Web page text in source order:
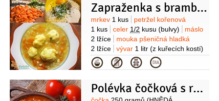
Zapraženka s bramborovými knedlíčky
Suroviny
mrkev 1 kus
petržel kořenová
1 kus
celer 1/2 kusu (bulvy)
máslo
2 lžíce
mouka pšeničná hladká
2 lžíce
vývar 1 litr (z kuřecích kostí)
Knedlíčky:
brambory250 gramů
(vařené)
vejce1 kus
krupice
na ozdobení)
pepř (čerstvě
mletý)
sůl
Kategorie
Polévka čočková s rajčaty